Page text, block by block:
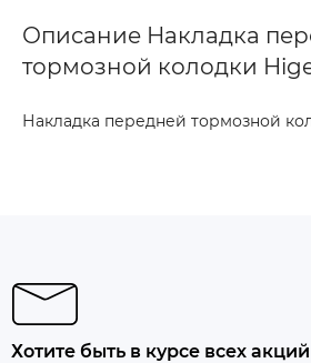
Описание Накладка
тормозной колодки
Накладка передней тормозной
Хотите быть в курсе всех